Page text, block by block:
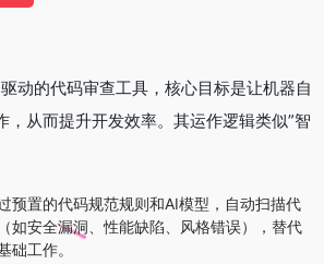
动的代码审查工具，核心目标是让机器自
，从而提升开发效率。其运作逻辑类似”智
预置的代码规范规则和AI模型，自动扫描代
如安全漏洞、性能缺陷、风格错误），替代
础工作。